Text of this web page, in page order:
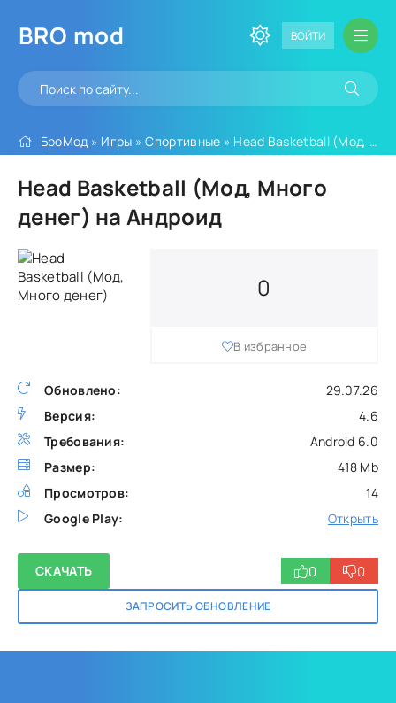
BRO mod ВОЙТИ
БроМод » Игры »Спортивные » Head Basketball (Мод, Много денег)
Head Basketball (Мод, Много
денег) на Андроид
Обновлено:
29.07.26
Версия:
4.6
Требования:
Android 6.0
Размер:
418 Mb
Просмотров:
14
Google Play:
Открыть
0
В избранное
СКАЧАТЬ
ЗАПРОСИТЬ ОБНОВЛЕНИЕ
0 0